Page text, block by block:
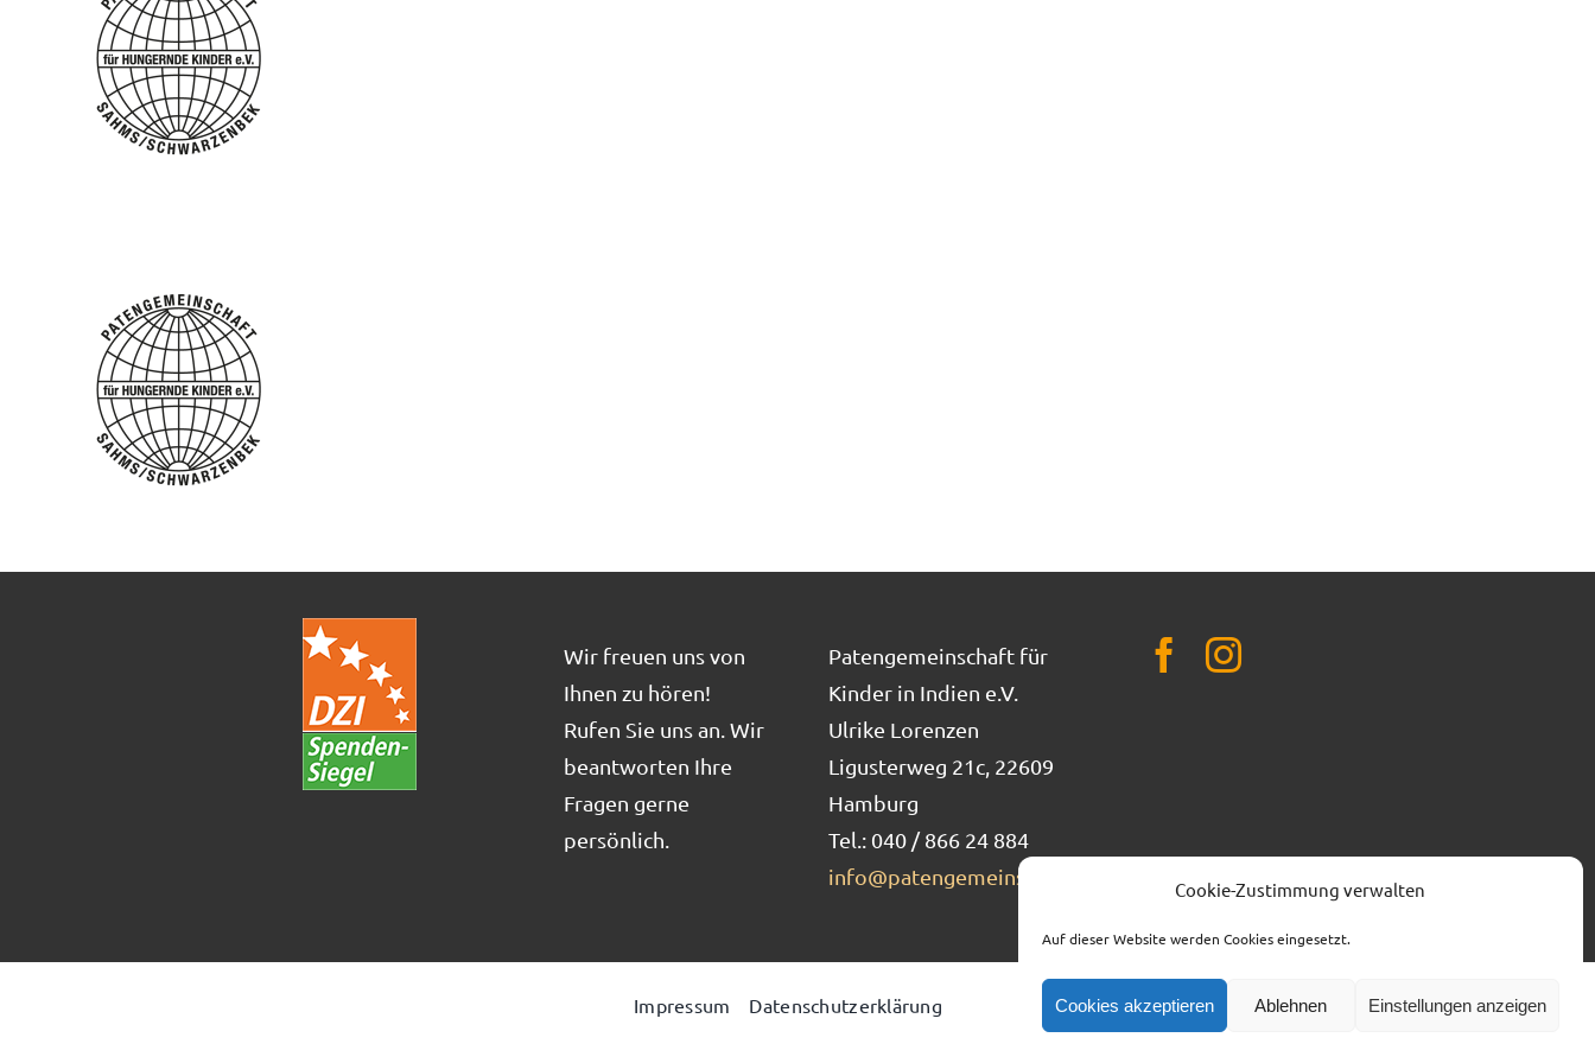
Cookie-Zustimmung verwalten
Auf dieser Website werden Cookies eingesetzt.
Cookies akzeptieren Ablehnen Einstellungen anzeigen
Wir freuen uns von
Ihnen zu hören!
Rufen Sie uns an. Wir
beantworten Ihre
Fragen gerne
persönlich.
Patengemeinschaft für
Kinder in Indien e.V.
Ulrike Lorenzen
Ligusterweg 21c, 22609
Hamburg
Tel.: 040 / 866 24 884
info@patengemeinschaft.de
Impressum Datenschutzerklärung SPENDENKONTO